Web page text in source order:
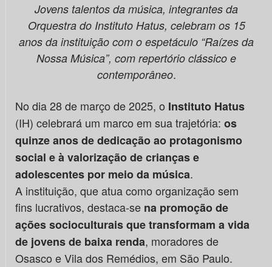
Jovens talentos da música, integrantes da
Orquestra do Instituto Hatus, celebram os 15
anos da instituição com o espetáculo “Raízes da
Nossa Música”, com repertório clássico e
contemporâneo.
No dia 28 de março de 2025, o Instituto Hatus
(IH) celebrará um marco em sua trajetória: os
quinze anos de dedicação ao protagonismo
social e à valorização de crianças e
adolescentes por meio da música.
A instituição, que atua como organização sem
fins lucrativos, destaca-se na promoção de
ações socioculturais que transformam a vida
de jovens de baixa renda, moradores de
Osasco e Vila dos Remédios, em São Paulo.